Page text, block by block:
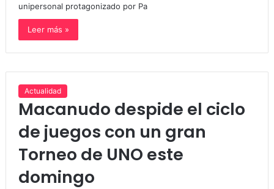
unipersonal protagonizado por Pa
Leer más »
Actualidad
Macanudo despide el ciclo
de juegos con un gran
Torneo de UNO este
domingo